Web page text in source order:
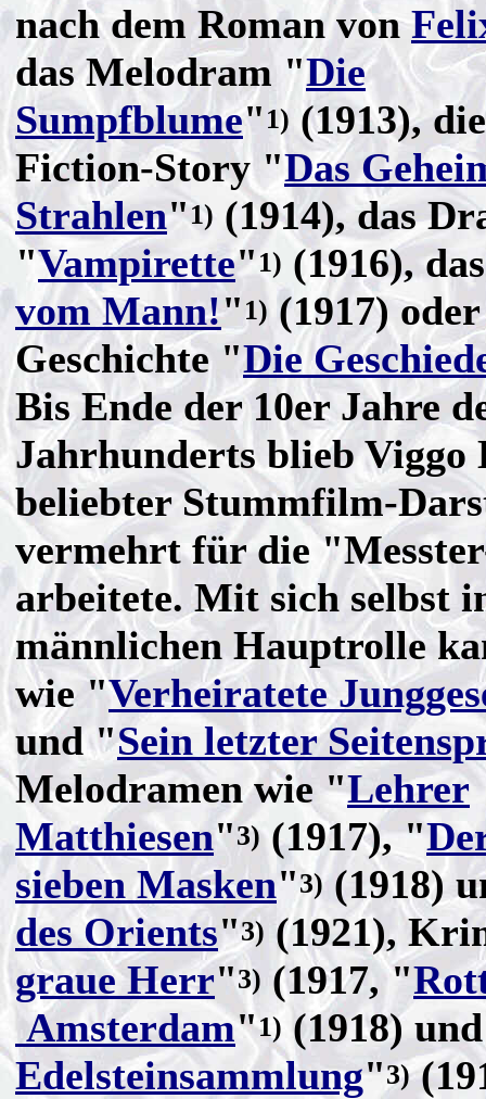
nach dem Roman von
das Melodram "Die
Sumpfblume" 1) (1913),
Fiction-Story "Das
Strahlen"1) (1914), das
"Vampirette"1) (1916),
vom Mann!" 1) (1917)
Geschichte "Die
Bis Ende der 10er Jahre
Jahrhunderts blieb Viggo
beliebter Stummfilm-
vermehrt für die
arbeitete. Mit sich selbst
männlichen Hauptrolle
wie "Verheiratete
und "Sein letzter
Melodramen wie "Lehrer
Matthiesen"3)(1917), "
sieben Masken"3)(1918)
des Orients"3) (1921),
graue Herr"3) (1917, "
Amsterdam"1) (1918)
Edelsteinsammlung"3)